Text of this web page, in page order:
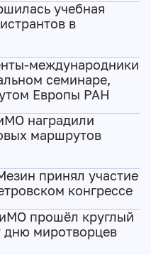
учебная
в
международники
семинаре,
Европы РАН
наградили
маршрутов
принял участие
конгрессе
прошёл круглый
миротворцев